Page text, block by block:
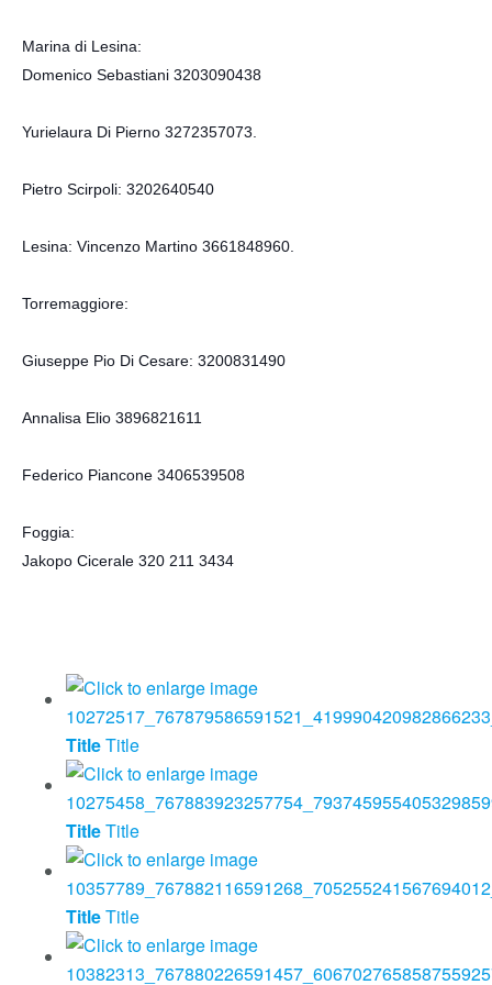
Marina di Lesina:
Domenico Sebastiani 3203090438
Yurielaura Di Pierno 3272357073.
Pietro Scirpoli: 3202640540
Lesina: Vincenzo Martino 3661848960.
Torremaggiore:
Giuseppe Pio Di Cesare: 3200831490
Annalisa Elio 3896821611
Federico Piancone 3406539508
Foggia:
Jakopo Cicerale 320 211 3434
TitleTitle
TitleTitle
TitleTitle